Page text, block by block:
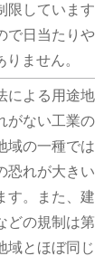
限しています
で日当たりや
ません。
による用途地
がない工業の
域の一種では
恐れが大きい
す。また、建
どの規制は第
域とほぼ同じ